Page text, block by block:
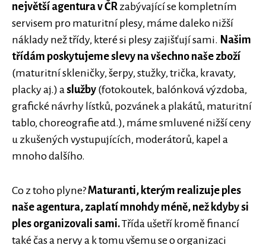
největší agentura v ČR zabývající se kompletním
servisem pro maturitní plesy, máme daleko nižší
náklady než třídy, které si plesy zajišťují sami. Našim
třídám poskytujeme slevy na všechno naše zboží
(maturitní skleničky, šerpy, stužky, trička, kravaty,
placky aj.) aslužby (fotokoutek, balónková výzdoba,
grafické návrhy lístků, pozvánek a plakátů, maturitní
tablo, choreografie atd.), máme smluvené nižší ceny
u zkušených vystupujících, moderátorů, kapel a
mnoho dalšího.
Co z toho plyne?Maturanti, kterým realizuje ples
naše agentura, zaplatí mnohdy méně, než kdyby si
ples organizovali sami.Třída ušetří kromě financí
také čas a nervy a k tomu všemu se o organizaci